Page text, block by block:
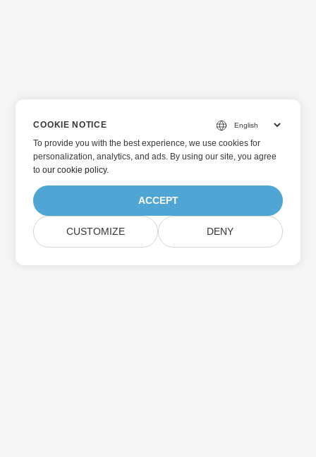
COOKIE NOTICE
To provide you with the best experience, we use cookies for
personalization, analytics, and ads. By using our site, you agree
toour cookie policy.
ACCEPT
CUSTOMIZE DENY